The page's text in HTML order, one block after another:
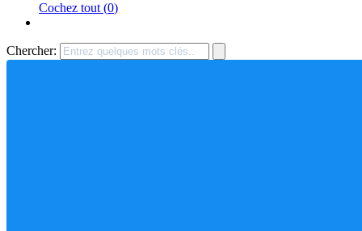
Cochez tout (0)
Chercher: